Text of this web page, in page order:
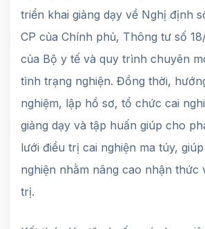
triển khai giảng dạy về Nghị định
CP của Chính phủ, Thông tư số
của Bộ y tế và quy trình chuyên
tình trạng nghiện. Đồng thời,
nghiệm, lập hồ sơ, tổ chức cai
giảng dạy và tập huấn giúp cho
lưới điều trị cai nghiện ma túy,
nghiện nhằm nâng cao nhận thức
trị.